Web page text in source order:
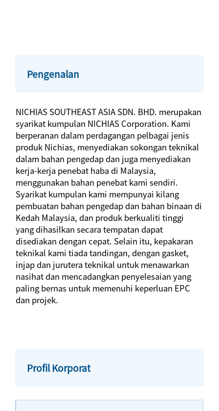
Pengenalan
NICHIAS SOUTHEAST ASIA SDN. BHD. merupakan
syarikat kumpulan NICHIAS Corporation. Kami
berperanan dalam perdagangan pelbagai jenis
produk Nichias, menyediakan sokongan teknikal
dalam bahan pengedap dan juga menyediakan
kerja-kerja penebat haba di Malaysia,
menggunakan bahan penebat kami sendiri.
Syarikat kumpulan kami mempunyai kilang
pembuatan bahan pengedap dan bahan binaan di
Kedah Malaysia, dan produk berkualiti tinggi
yang dihasilkan secara tempatan dapat
disediakan dengan cepat. Selain itu, kepakaran
teknikal kami tiada tandingan, dengan gasket,
injap dan jurutera teknikal untuk menawarkan
nasihat dan mencadangkan penyelesaian yang
paling bernas untuk memenuhi keperluan EPC
dan projek.
Profil Korporat